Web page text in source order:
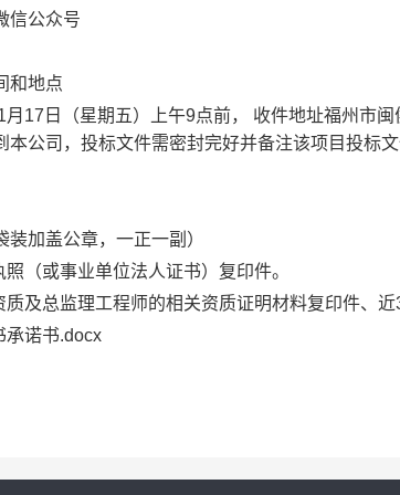
信公众号
和地点
17日（星期五）上午9点前， 收件地址福州市
公司，投标文件需密封完好并备注该项目投标文
装加盖公章，一正一副）
（或事业单位法人证书）复印件。
及总监理工程师的相关资质证明材料复印件、近
承诺书.docx